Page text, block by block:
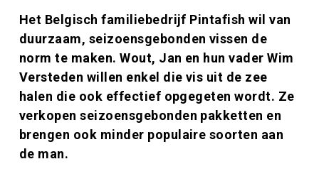
Inleiding
Het Belgisch familiebedrijf Pintafish wil van
duurzaam, seizoensgebonden vissen de
norm te maken. Wout, Jan en hun vader Wim
Versteden willen enkel die vis uit de zee
halen die ook effectief opgegeten wordt. Ze
verkopen seizoensgebonden pakketten en
brengen ook minder populaire soorten aan
de man.